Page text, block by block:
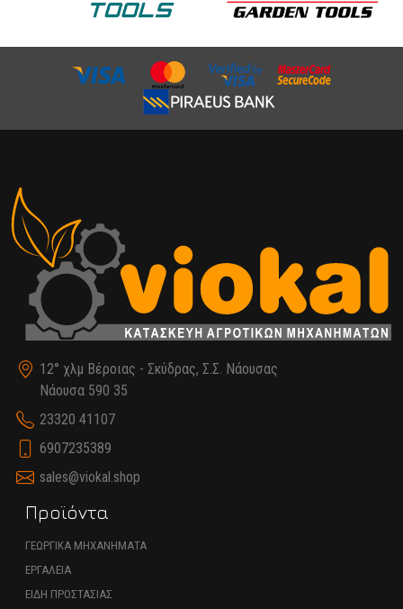
12° χλμ Βέροιας - Σκύδρας, Σ.Σ. Νάουσας
Νάουσα 590 35
23320 41107
6907235389
sales@viokal.shop
Προϊόντα
ΓΕΩΡΓΙΚΑ ΜΗΧΑΝΗΜΑΤΑ
ΕΡΓΑΛΕΙΑ
ΕΙΔΗ ΠΡΟΣΤΑΣΙΑΣ